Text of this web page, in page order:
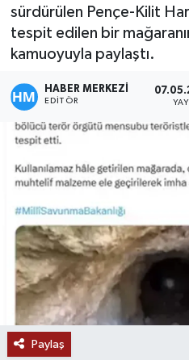
sürdürülen Pençe-Kilit
tespit edilen bir
kamuoyuyla paylaştı.
HABER MERKEZİ
EDITÖR
Paylaş